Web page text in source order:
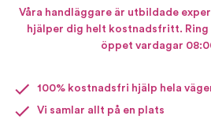
Våra handläggare är utbildade
hjälper dig helt kostnadsfritt. Ring
öppet vardagar
100% kostnadsfri hjälp hela
Vi samlar allt på en plats